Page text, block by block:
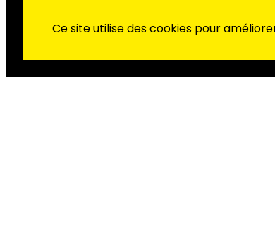
Ce site utilise des cookies pour